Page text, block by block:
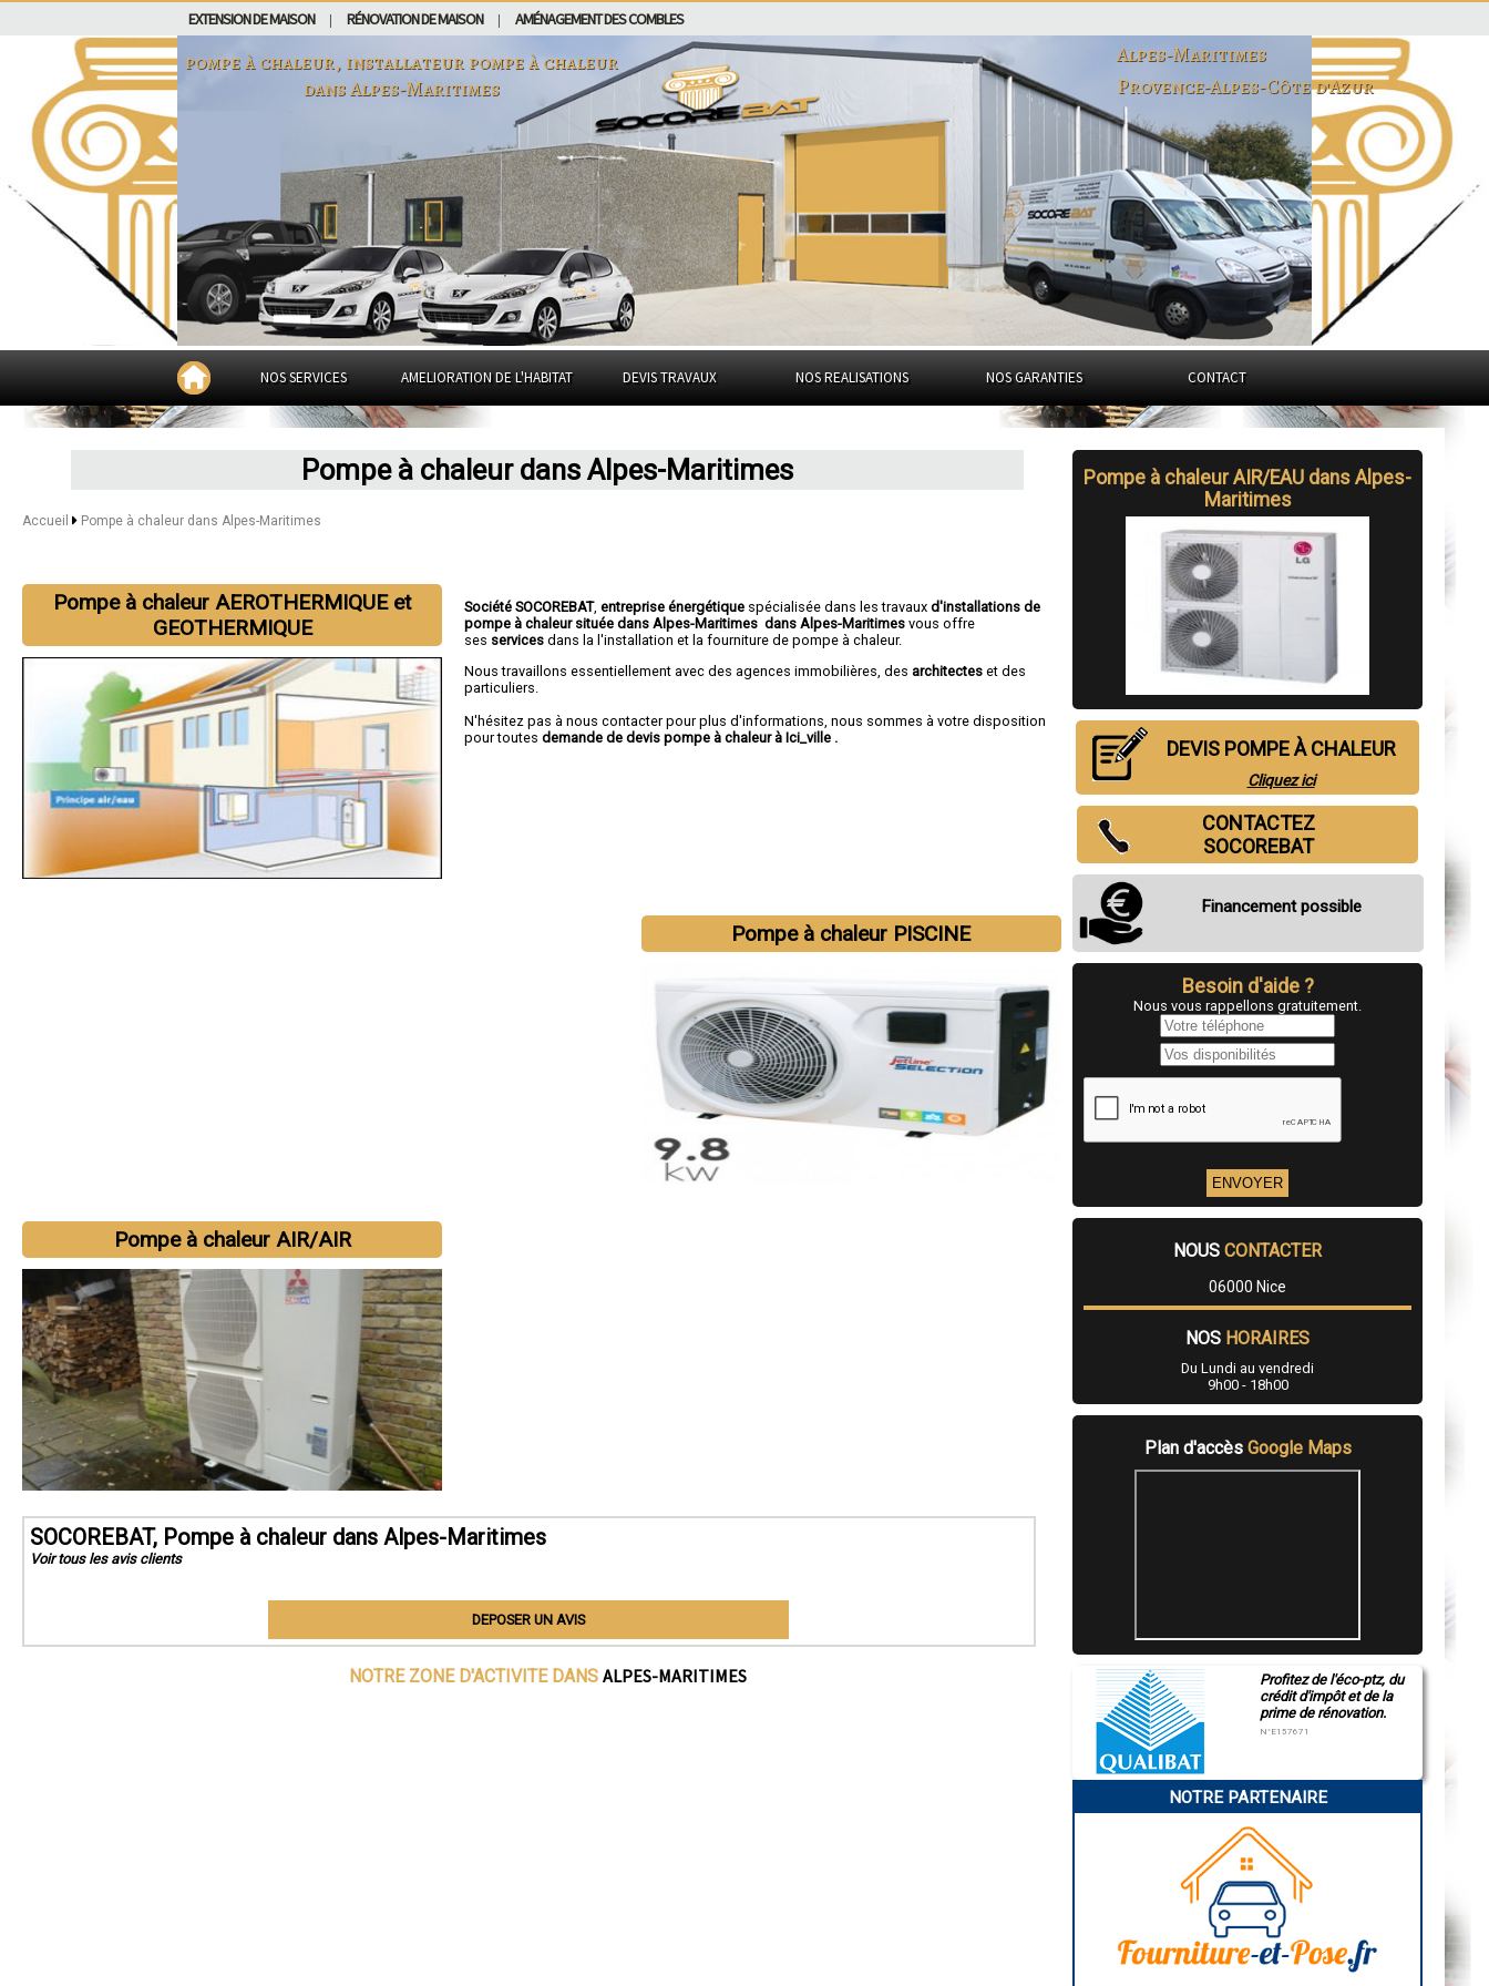
EXTENSION DE MAISON RÉNOVATION DE MAISON AMÉNAGEMENT DES COMBLES
pompe à chaleur, installateur pompe à chaleur
dansAlpes-Maritimes
Alpes-Maritimes
Provence-Alpes-Côte d'Azur
NOS SERVICES AMELIORATION DE L'HABITAT DEVIS TRAVAUX NOS REALISATIONS NOS GARANTIES CONTACT
Pompe à chaleur dans Alpes-Maritimes
Accueil Pompe à chaleur dans Alpes-Maritimes
Pompe à chaleur AEROTHERMIQUE et
GEOTHERMIQUE
Société SOCOREBAT,entreprise énergétique spécialisée dans les travauxd'installations de
pompe à chaleur située dans Alpes-Maritimes dans Alpes-Maritimesvous offre
ses services dans la l'installation et la fourniture de pompe à chaleur.
Nous travaillons essentiellement avec des agences immobilières, des architectes et des
particuliers.
N'hésitez pas à nous contacter pour plus d'informations, nous sommes à votre disposition
pour toutesdemande de devis pompe à chaleur à Ici_ville .
Pompe à chaleur PISCINE
Pompe à chaleur AIR/AIR
SOCOREBAT, Pompe à chaleur dans Alpes-Maritimes
Voir tous les avis clients
DEPOSER UN AVIS
NOTRE ZONE D'ACTIVITE DANS ALPES-MARITIMES
Pompe à chaleur AIR/EAU dans Alpes-
Maritimes
DEVIS POMPE À CHALEUR
Cliquez ici
CONTACTEZ
SOCOREBAT
Financement possible
Besoin d'aide ?
Nous vous rappellons gratuitement.
NOUS CONTACTER
06000 Nice
NOS HORAIRES
Du Lundi au vendredi
9h00 - 18h00
Plan d'accès Google Maps
Profitez de l'éco-ptz, du
crédit d'impôt et de la
prime de rénovation.
N°E157671
NOTRE PARTENAIRE